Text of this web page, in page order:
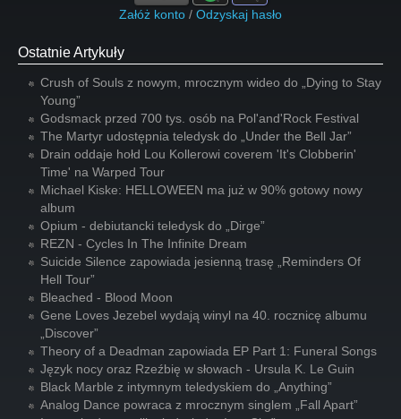
Załóż konto / Odzyskaj hasło
Ostatnie Artykuły
Crush of Souls z nowym, mrocznym wideo do „Dying to Stay
Young”
Godsmack przed 700 tys. osób na Pol'and'Rock Festival
The Martyr udostępnia teledysk do „Under the Bell Jar”
Drain oddaje hołd Lou Kollerowi coverem 'It's Clobberin'
Time' na Warped Tour
Michael Kiske: HELLOWEEN ma już w 90% gotowy nowy
album
Opium - debiutancki teledysk do „Dirge”
REZN - Cycles In The Infinite Dream
Suicide Silence zapowiada jesienną trasę „Reminders Of
Hell Tour”
Bleached - Blood Moon
Gene Loves Jezebel wydają winyl na 40. rocznicę albumu
„Discover”
Theory of a Deadman zapowiada EP Part 1: Funeral Songs
Język nocy oraz Rzeźbię w słowach - Ursula K. Le Guin
Black Marble z intymnym teledyskiem do „Anything”
Analog Dance powraca z mrocznym singlem „Fall Apart”